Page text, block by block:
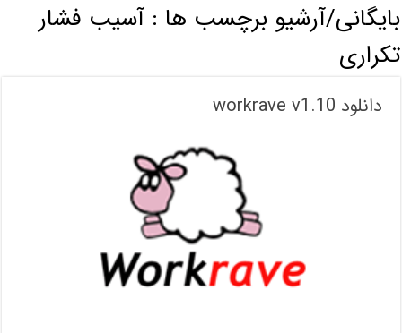
بایگانی/آرشیو برچسب ها :آسیب فشار
تکراری
دانلود workrave v1.10